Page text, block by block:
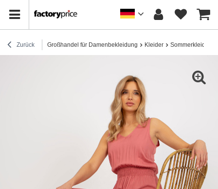
Zurück Großhandel für Damenbekleidung Kleider Sommerkleider